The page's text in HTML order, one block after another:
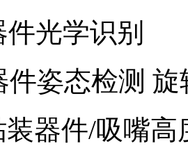
光学识别
姿态检测 旋
件/吸嘴高